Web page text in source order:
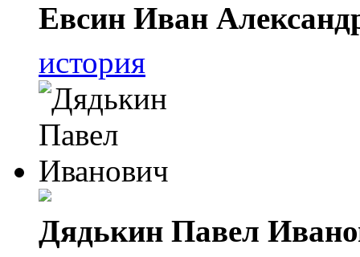
Евсин Иван
история
Дядькин Павел